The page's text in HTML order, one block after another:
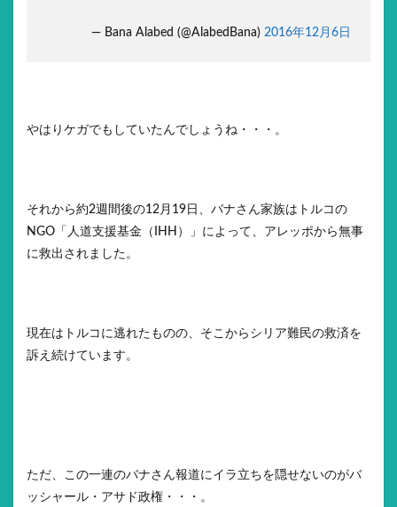
— Bana Alabed (@AlabedBana) 2016年12月6日
やはりケガでもしていたんでしょうね・・・。
それから約2週間後の12月19日、バナさん家族はトルコの
NGO「人道支援基金（IHH）」によって、アレッポから無事
に救出されました。
現在はトルコに逃れたものの、そこからシリア難民の救済を
訴え続けています。
ただ、この一連のバナさん報道にイラ立ちを隠せないのがバ
ッシャール・アサド政権・・・。